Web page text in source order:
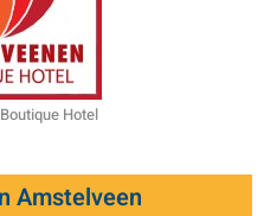
Hotel
Amstelveen